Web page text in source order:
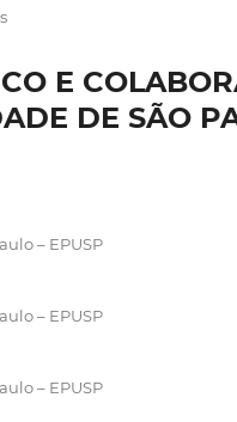
E
DE SÃO
– EPUSP
– EPUSP
– EPUSP